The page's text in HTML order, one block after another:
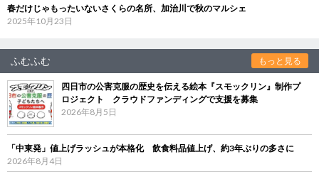
春だけじゃもったいないさくらの名所、加治川で秋のマルシェ
2025年10月23日
ふむふむ もっと見る
四日市の公害克服の歴史を伝える絵本『スモックリン』制作プ
ロジェクト クラウドファンディングで支援を募集
2026年8月5日
「中東発」値上げラッシュが本格化 飲食料品値上げ、約3年ぶりの多さに
2026年8月4日